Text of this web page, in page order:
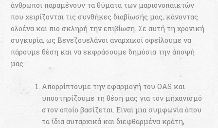
άνθρωποι παραμένουν τα θύματα των μαριονοπαικτών
που χειρίζονται τις συνθήκες διαβίωσής μας, κάνοντας
ολοένα και πιο σκληρή την επιβίωση. Σε αυτή τη χρονική
συγκυρία, ως Βενεζουελάνοι αναρχικοί οφείλουμε να
πάρουμε θέση και να εκφράσουμε δημόσια την άποψή
μας.
Απορρίπτουμε την εφαρμογή του ΟΑS και
υποστηρίζουμε τη θέση μας για τον μηχανισμό
στον οποίο βασίζεται. Είναι μια συμφωνία όπου
τα ίδια αυταρχικά και διεφθαρμένα κράτη,